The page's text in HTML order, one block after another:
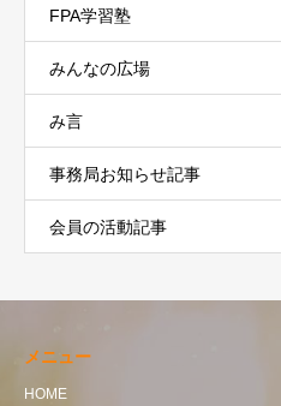
FPA学習塾
みんなの広場
み言
事務局お知らせ記事
会員の活動記事
メニュー
HOME